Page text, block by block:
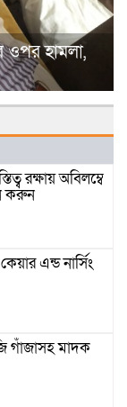
ওপর হামলা,
রক্ষায় অবিলম্বে
করুন
এন্ড নার্সিং
গাঁজাসহ মাদক